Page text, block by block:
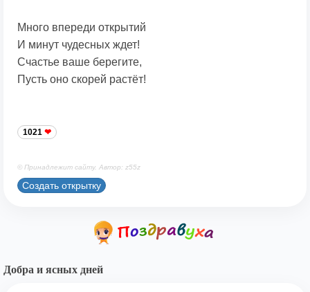
Много впереди открытий
И минут чудесных ждет!
Счастье ваше берегите,
Пусть оно скорей растёт!
1021
© Принадлежит сайту. Автор: z55z
Создать открытку
Добра и ясных дней